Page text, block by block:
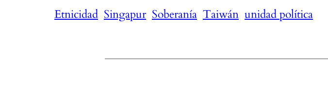
Etnicidad Singapur Soberanía Taiwán unidad política